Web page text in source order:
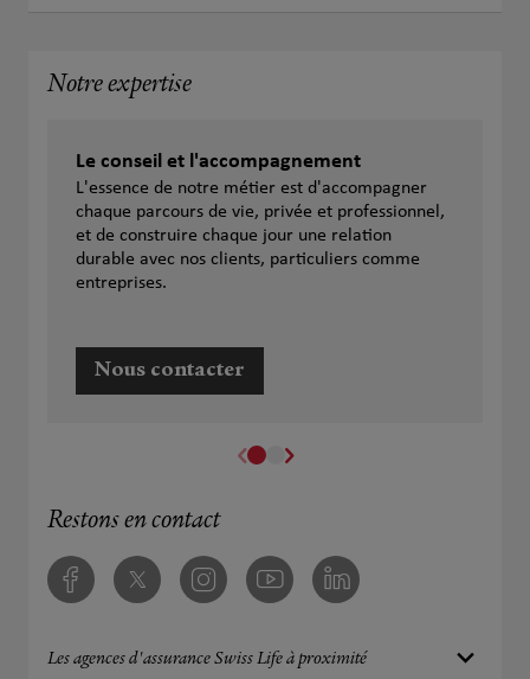
Notre expertise
Le conseil et l'accompagnement
L'essence de notre métier est d'accompagner
chaque parcours de vie, privée et professionnel,
et de construire chaque jour une relation
durable avec nos clients, particuliers comme
entreprises.
Nous contacter
Restons en contact
FacebookTwitter InstagramYoutube Linkedin
Les agences d'assurance Swiss Life à proximité